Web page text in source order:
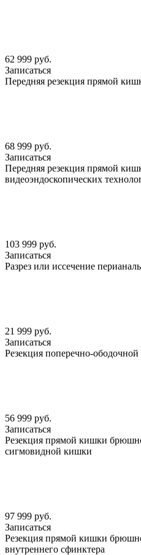
62 999 руб.
Записаться
Передняя резекция прямой
68 999 руб.
Записаться
Передняя резекция прямой
видеоэндоскопических
103 999 руб.
Записаться
Разрез или иссечение
21 999 руб.
Записаться
Резекция поперечно-
56 999 руб.
Записаться
Резекция прямой кишки
сигмовидной кишки
97 999 руб.
Записаться
Резекция прямой кишки
внутреннего сфинктера